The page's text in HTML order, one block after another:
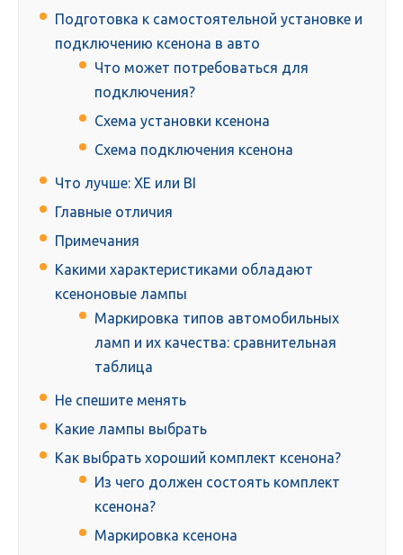
Подготовка к самостоятельной установке и
подключению ксенона в авто
Что может потребоваться для
подключения?
Схема установки ксенона
Схема подключения ксенона
Что лучше: XE или BI
Главные отличия
Примечания
Какими характеристиками обладают
ксеноновые лампы
Маркировка типов автомобильных
ламп и их качества: сравнительная
таблица
Не спешите менять
Какие лампы выбрать
Как выбрать хороший комплект ксенона?
Из чего должен состоять комплект
ксенона?
Маркировка ксенона